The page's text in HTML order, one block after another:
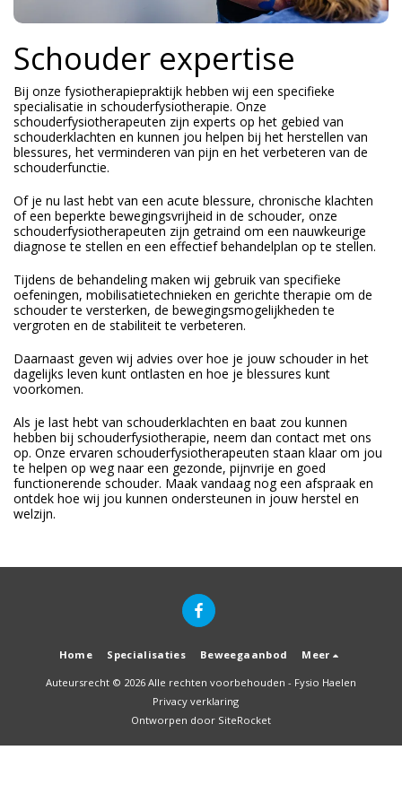
Schouder expertise
Bij onze fysiotherapiepraktijk hebben wij een specifieke
specialisatie in schouderfysiotherapie. Onze
schouderfysiotherapeuten zijn experts op het gebied van
schouderklachten en kunnen jou helpen bij het herstellen van
blessures, het verminderen van pijn en het verbeteren van de
schouderfunctie.
Of je nu last hebt van een acute blessure, chronische klachten
of een beperkte bewegingsvrijheid in de schouder, onze
schouderfysiotherapeuten zijn getraind om een nauwkeurige
diagnose te stellen en een effectief behandelplan op te stellen.
Tijdens de behandeling maken wij gebruik van specifieke
oefeningen, mobilisatietechnieken en gerichte therapie om de
schouder te versterken, de bewegingsmogelijkheden te
vergroten en de stabiliteit te verbeteren.
Daarnaast geven wij advies over hoe je jouw schouder in het
dagelijks leven kunt ontlasten en hoe je blessures kunt
voorkomen.
Als je last hebt van schouderklachten en baat zou kunnen
hebben bij schouderfysiotherapie, neem dan contact met ons
op. Onze ervaren schouderfysiotherapeuten staan klaar om jou
te helpen op weg naar een gezonde, pijnvrije en goed
functionerende schouder. Maak vandaag nog een afspraak en
ontdek hoe wij jou kunnen ondersteunen in jouw herstel en
welzijn.
Home Specialisaties Beweegaanbod Meer
Auteursrecht © 2026 Alle rechten voorbehouden - Fysio Haelen
Privacy verklaring
Ontworpen door SiteRocket